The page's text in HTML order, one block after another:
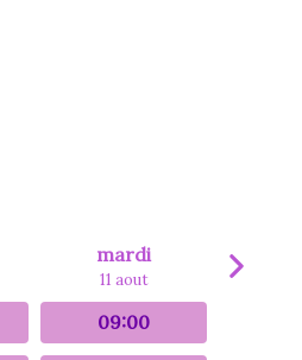
mardi
11 aout
09:00